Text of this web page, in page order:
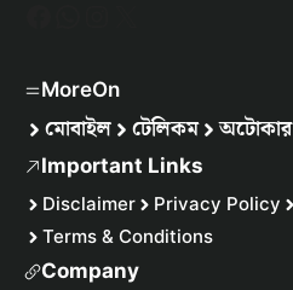
MoreOn
মোবাইল টেলিকম অটোকার
Important Links
Disclaimer Privacy Policy
Terms & Conditions
Company